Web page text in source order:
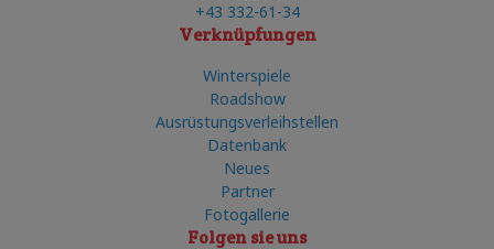
+43 332-61-34
Verknüpfungen
Winterspiele
Roadshow
Ausrüstungsverleihstellen
Datenbank
Neues
Partner
Fotogallerie
Folgen sie uns